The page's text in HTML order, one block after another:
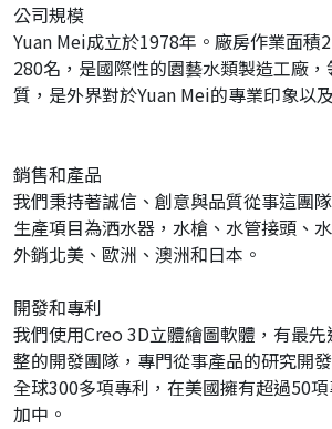
公司規模
Yuan Mei成立於1978年。廠房作業面積
280名，是國際性的園藝水類製造工廠
質，是外界對於Yuan Mei的專業印象以
銷售和產品
我們秉持著誠信、創意與品質從事這團
生產項目為洒水器，水槍、水管接頭、
外銷北美、歐洲、澳洲和日本。
開發和專利
我們使用Creo 3D立體繪圖軟體，有最
整的開發團隊，專門從事產品的研究開
全球300多項專利，在美國擁有超過50
加中。